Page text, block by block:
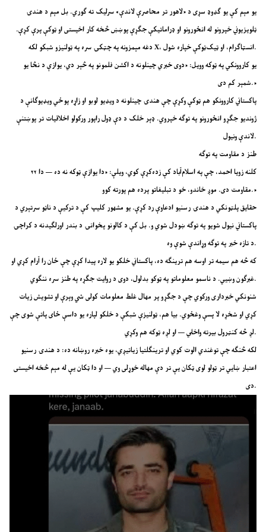
یو مېم کې یو ګډوډ سړی د «لاهور تر محاصرې لاندې» سرلیک ته ګوري. بل مېم د هندۍ
ټلویزیوني خپرونو له انځورونو او ډراماتیکې جګړې پوښښ څخه کار اخیستی او ټوکې پرې کړې.
دغه مېمزونه په چټکۍ سره په ټولنیزو شبکو لکه X، انسټاګرام، او ټیک‌ټوکې خپاره شول.
یو کاروونکي په ټوکه وویل: «دوی خبري چینلونه د اکشن فلمونو په څېر دي، یوازې د نڅا یو
شمېر کم دی.»
پاکستاني کاروونکو هم ټوکې وکړې چې هندۍ چینلونه د ویډیو لوبو او زاړه پوځي ویډیوګانې د
ژوندیو جګړو انځورونو په توګه خپروي. ډېر خلک د دې ډول راپور ورکولو اخلاقيات تر پوښتنې
لاندې ونیول.
طنز د مقاومت په توګه
۲۲ کلنه زویا احمد، چې په اسلام‌آباد کې زده‌کړې کوي، ویلې: «دا یوازې ټوکه نه ده — دا
مقاومت دی. موږ خاندو، خو د تبلیغاتو پرده هم پورته کوو.»
حقایق پلټونکي د هندۍ رسنیو ادعاوې رد کړې. یو مشهور کلیپ کې د ترکیې د ناټو سرتېري د
پاکستاني نیول شویو په توګه ښودل شوي و. بل کې د کالونو پخوانۍ د بندر اورلګیدنه د کراچۍ
د تازه خبر په توګه وړاندې شوې وه.
که څه هم سیمه تر اوسه هم ترینګه ده، پاکستاني خلکو یو لاره پیدا کړې چې ځان را آرام کړي او
غبرګون وښيي. د ناسمو معلوماتو په ټوکو بدلول، دوی د روایت جګړه په طنز سره ننګوي.
شنونکي خبرداری ورکوي چې د جګړو پر مهال غلط معلومات کولی شي وېرې او تشویش زیات
کړي او شخړه لا پسې وغځوي. بیا هم، ټولنیزې شبکې د خلکو لپاره یو داسې ځای پاتې شوی چې
لږ څه کنټرول بیرته واخلي — او لږه ټوکه هم وکړي.
لکه څنګه چې توغندي الوت کوي او ترینګلتیا زیاتیږي، یوه خبره روښانه ده: د هندۍ رسنیو
اعتبار ښايي تر ټولو لوی ټکان یې تر دې مهاله خوړلی وي — او دا ټکان یې له مېم څخه اخیستی
دی.